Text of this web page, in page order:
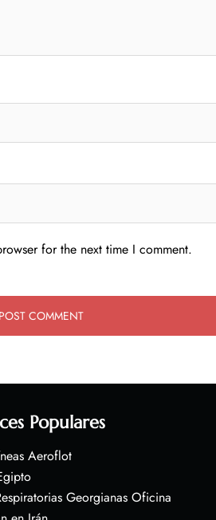
for the next time I comment.
Populares
Aeroflot
Georgianas Oficina